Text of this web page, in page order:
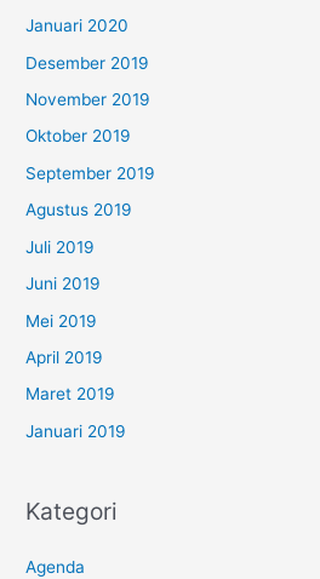
Januari 2020
Desember 2019
November 2019
Oktober 2019
September 2019
Agustus 2019
Juli 2019
Juni 2019
Mei 2019
April 2019
Maret 2019
Januari 2019
Kategori
Agenda